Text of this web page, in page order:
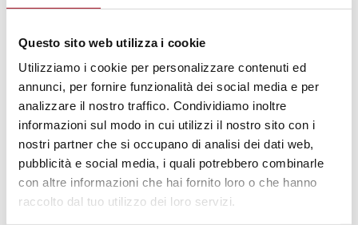
Questo sito web utilizza i cookie
Utilizziamo i cookie per personalizzare contenuti ed
annunci, per fornire funzionalità dei social media e per
analizzare il nostro traffico. Condividiamo inoltre
informazioni sul modo in cui utilizzi il nostro sito con i
nostri partner che si occupano di analisi dei dati web,
pubblicità e social media, i quali potrebbero combinarle
con altre informazioni che hai fornito loro o che hanno
raccolto dal tuo utilizzo dei loro servizi.
vengono individuate come le due sfide più
grandi a cui la sicurezza democratica è
sottoposta.
Sulla base dei dati raccolti nel rapporto, il
Consiglio d’Europa raddoppierà i suoi sforzi al
fine di promuovere programmi di co-